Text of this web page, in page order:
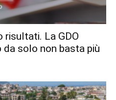
risultati. La GDO
solo non basta più